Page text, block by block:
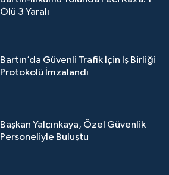
Ölü 3 Yaralı
Bartın’da Güvenli Trafik İçin İş Birliği
Protokolü İmzalandı
Başkan Yalçınkaya, Özel Güvenlik
Personeliyle Buluştu